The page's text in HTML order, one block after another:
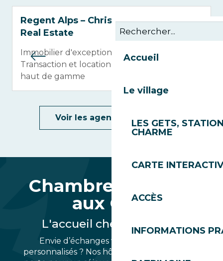
Accueil
Le village
LES GETS,
CHARME
CARTE
ACCÈS
INFORMATIONS
Regent Alps – Christie’s International
Real Estate
Immobilier d'exception en montange -
Transaction et location saisonnière de bien
haut de gamme
Voir les agences de vente
Chambres d'hôtes
aux Gets
L'accueil chez l'habitant
Envie d’échanges vrais et de conseils
personnalisés ? Nos hôtes vous ouvrent leur